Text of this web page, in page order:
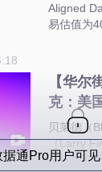
Aligned
易估值为
【华尔
克：美
贝莱德（
（Larry
续的投资
据通Pro用户可